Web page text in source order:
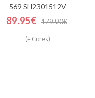
569 SH2301512V
89.95€ 179.90€
(+ Cores)